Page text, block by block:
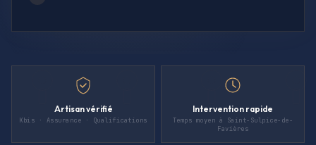
Artisan vérifié
Kbis · Assurance · Qualifications
Intervention rapide
Temps moyen à Saint-Sulpice-de-
Favières